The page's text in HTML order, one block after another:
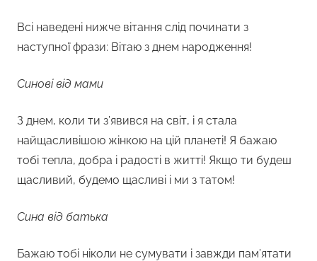
Всі наведені нижче вітання слід починати з
наступної фрази: Вітаю з днем народження!
Синові від мами
З днем, коли ти з’явився на світ, і я стала
найщасливішою жінкою на цій планеті! Я бажаю
тобі тепла, добра і радості в житті! Якщо ти будеш
щасливий, будемо щасливі і ми з татом!
Сина від батька
Бажаю тобі ніколи не сумувати і завжди пам’ятати